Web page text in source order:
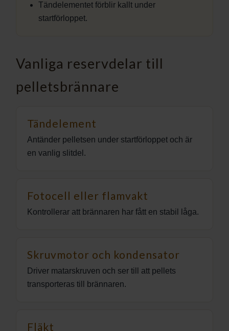
Tändelementet förblir kallt under
startförloppet.
Vanliga reservdelar till
pelletsbrännare
Tändelement
Antänder pelletsen under startförloppet och är
en vanlig slitdel.
Fotocell eller flamvakt
Kontrollerar att brännaren har fått en stabil låga.
Skruvmotor och kondensator
Driver matarskruven och ser till att pellets
transporteras till brännaren.
Fläkt